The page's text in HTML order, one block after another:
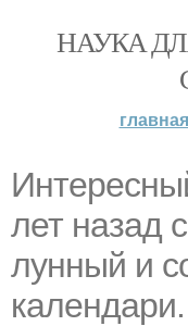
НАУКА
главная
лет назад
лунный и
календари.